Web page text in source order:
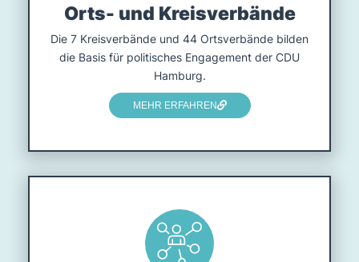
Orts- und Kreisverbände
Die 7 Kreisverbände und 44 Ortsverbände bilden
die Basis für politisches Engagement der CDU
Hamburg.
MEHR ERFAHREN